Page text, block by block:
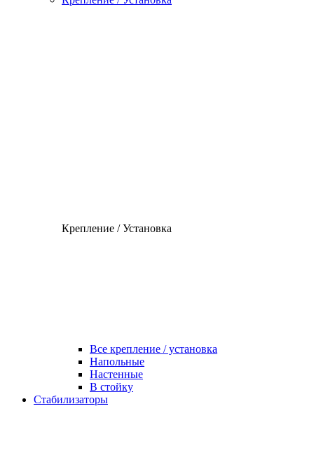
Крепление / Установка
Все крепление / установка
Напольные
Настенные
В стойку
Стабилизаторы